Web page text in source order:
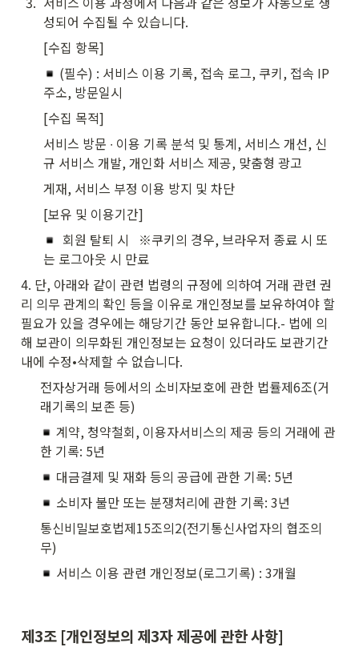
성되어 수집될 수 있습니다.
[수집 항목]
(필수) : 서비스 이용 기록, 접속 로그, 쿠키, 접속 IP
주소, 방문일시
[수집 목적]
서비스 방문 ∙ 이용 기록 분석 및 통계, 서비스 개선, 신
규 서비스 개발, 개인화 서비스 제공, 맞춤형 광고
게재, 서비스 부정 이용 방지 및 차단
[보유 및 이용기간]
회원 탈퇴 시   ※쿠키의 경우, 브라우저 종료 시 또
는 로그아웃 시 만료
4. 단, 아래와 같이 관련 법령의 규정에 의하여 거래 관련 권
리 의무 관계의 확인 등을 이유로 개인정보를 보유하여야 할
필요가 있을 경우에는 해당기간 동안 보유합니다.- 법에 의
해 보관이 의무화된 개인정보는 요청이 있더라도 보관기간
내에 수정•삭제할 수 없습니다.
전자상거래 등에서의 소비자보호에 관한 법률제6조(거
래기록의 보존 등)
계약, 청약철회, 이용자서비스의 제공 등의 거래에 관
한 기록: 5년
대금결제 및 재화 등의 공급에 관한 기록: 5년
소비자 불만 또는 분쟁처리에 관한 기록: 3년
통신비밀보호법제15조의2(전기통신사업자의 협조의
무)
서비스 이용 관련 개인정보(로그기록) : 3개월
제3조 [개인정보의 제3자 제공에 관한 사항]